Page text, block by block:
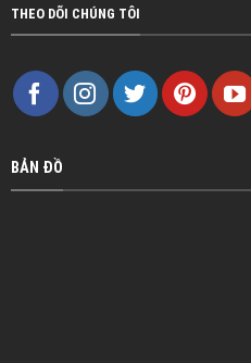
THEO DÕI CHÚNG TÔI
BẢN ĐỒ